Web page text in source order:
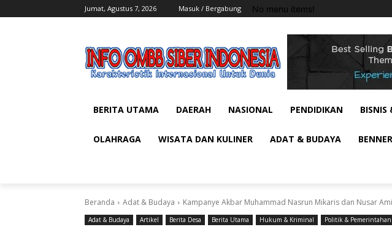
Jumat, Agustus 7, 2026 Masuk / Bergabung No menu items!
BERITA UTAMA DAERAH NASIONAL PENDIDIKAN BISNIS
OLAHRAGA WISATA DAN KULINER ADAT & BUDAYA BENNER
Beranda Adat & Budaya Kampanye Akbar Muhammad Nasrun Mikaris dan Nusar
Adat & Budaya Artikel Berita Desa Berita Utama Hukum & Kriminal Politik & Pemerintahan